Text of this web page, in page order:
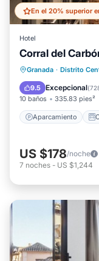
Hotel
Corral del
Granada · Distrito
9.5 Excepcional(
10 baños 335.83 pies²
Aparcamiento
Aire
US $178/noche
7 noches - US $1,244